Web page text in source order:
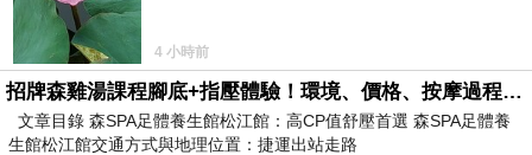
4 小時前
招牌森雞湯課程腳底+指壓體驗！環境、價格、按摩過程全紀錄，森SPA足體養生館松江館最新價格表
文章目錄 森SPA足體養生館松江館：高CP值舒壓首選 森SPA足體養
生館松江館交通方式與地理位置：捷運出站走路